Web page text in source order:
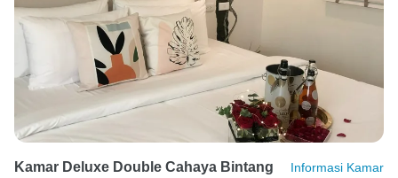
Kamar Deluxe Double Cahaya Bintang Informasi Kamar